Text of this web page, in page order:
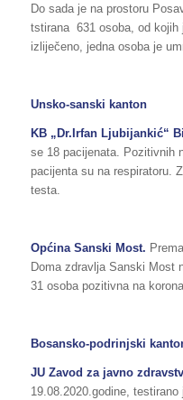
Do sada je na prostoru
tstirana 631 osoba, od
izliječeno, jedna osoba je
Unsko-sanski kanton
KB „Dr.Irfan Ljubijankić“
se 18 pacijenata. Pozitivnih
pacijenta su na respiratoru.
testa.
Općina Sanski Most.
Doma zdravlja Sanski Most
31 osoba pozitivna na
Bosansko-podrinjski
JU Zavod za javno
19.08.2020.godine,